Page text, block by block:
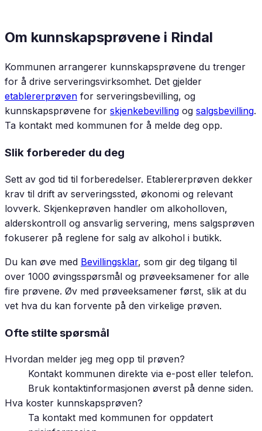
Om kunnskapsprøvene i Rindal
Kommunen arrangerer kunnskapsprøvene du trenger
for å drive serveringsvirksomhet. Det gjelder
etablererprøven for serveringsbevilling, og
kunnskapsprøvene for skjenkebevilling og salgsbevilling.
Ta kontakt med kommunen for å melde deg opp.
Slik forbereder du deg
Sett av god tid til forberedelser. Etablererprøven dekker
krav til drift av serveringssted, økonomi og relevant
lovverk. Skjenkeprøven handler om alkoholloven,
alderskontroll og ansvarlig servering, mens salgsprøven
fokuserer på reglene for salg av alkohol i butikk.
Du kan øve med Bevillingsklar, som gir deg tilgang til
over 1000 øvingsspørsmål og prøveeksamener for alle
fire prøvene. Øv med prøveeksamener først, slik at du
vet hva du kan forvente på den virkelige prøven.
Ofte stilte spørsmål
Hvordan melder jeg meg opp til prøven?
Kontakt kommunen direkte via e-post eller telefon.
Bruk kontaktinformasjonen øverst på denne siden.
Hva koster kunnskapsprøven?
Ta kontakt med kommunen for oppdatert